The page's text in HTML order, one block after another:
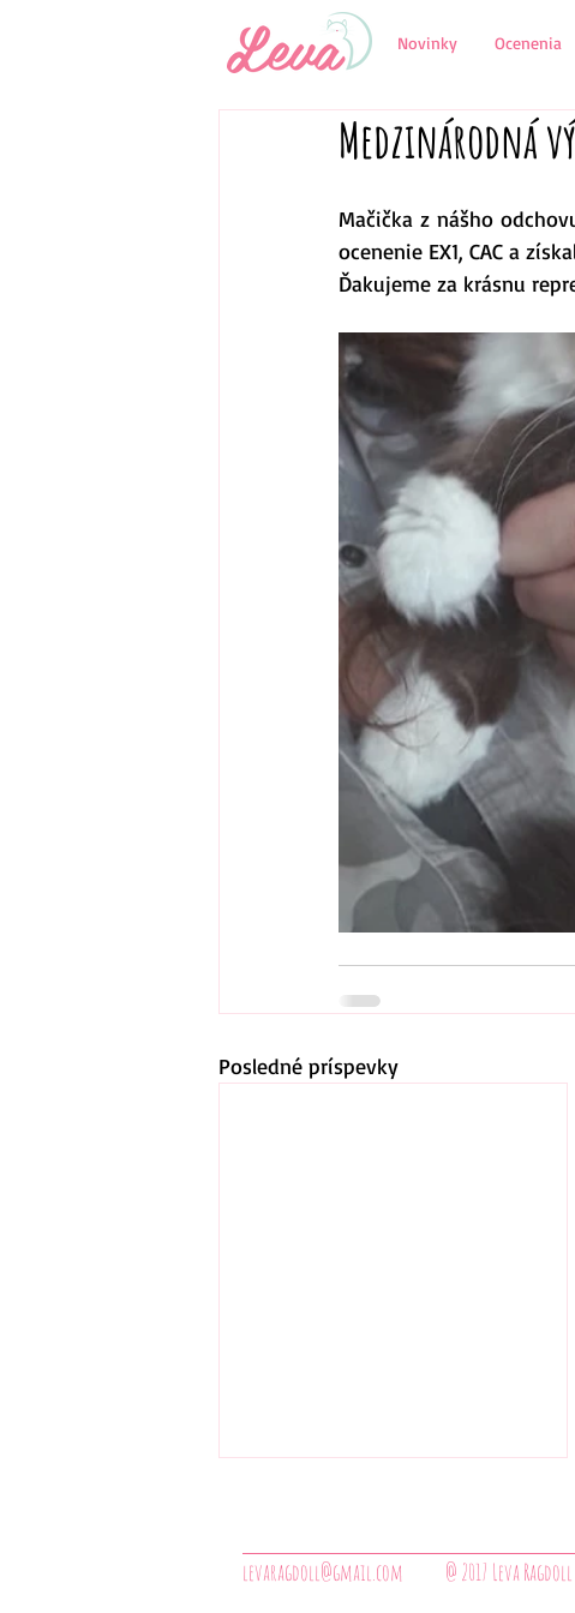
Novinky Ocenenia
Medzinárodná
Mačička z nášho
ocenenie EX1, CAC a
Ďakujeme za krásnu
Posledné príspevky
@ 2017 Leva Ragdoll
levaragdoll@gmail.com